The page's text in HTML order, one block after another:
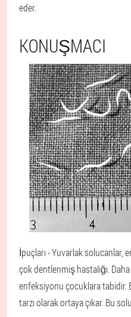
eder.
KONUŞMACI
İpuçları - Yuvarlak solucanlar,
çok dentlenmiş hastalığı.
enfeksiyonu çocuklara tabidir.
tarzı olarak ortaya çıkar. Bu